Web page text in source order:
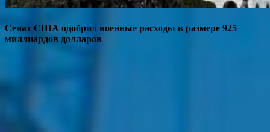
Сенат США одобрил военные расходы в размере 925
миллиардов долларов